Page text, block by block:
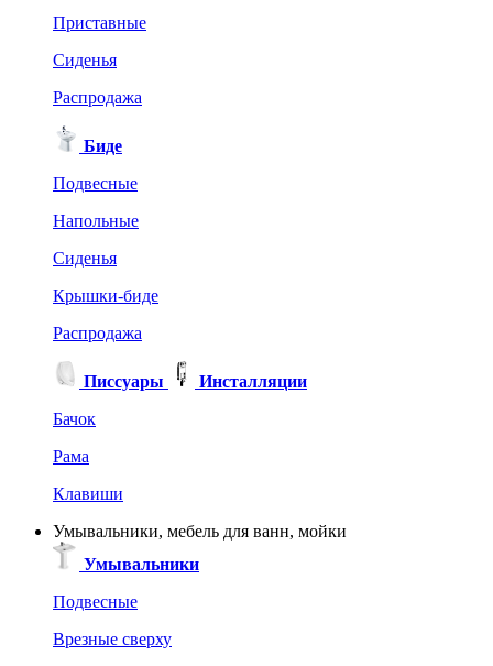
Приставные
Сиденья
Распродажа
Биде
Подвесные
Напольные
Сиденья
Крышки-биде
Распродажа
Писсуары
Инсталляции
Бачок
Рама
Клавиши
Умывальники, мебель для ванн, мойки
Умывальники
Подвесные
Врезные сверху